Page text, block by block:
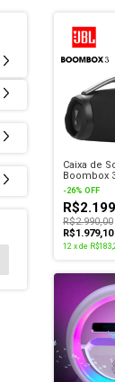
Caixa de
Boombox
Portátil
Prova de
-26% OFF
R$2.990,00
R$1.979,10
12 x de